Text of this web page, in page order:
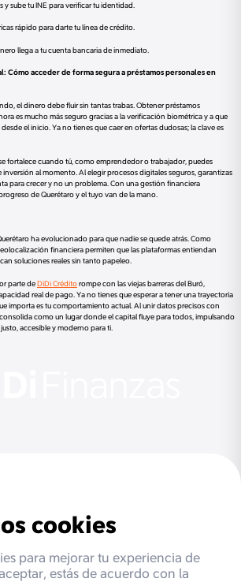
y sube tu INE para verificar tu identidad.
rápido para darte tu línea de crédito.
llega a tu cuenta bancaria de inmediato.
Cómo acceder de forma segura a préstamos personales en
el dinero debe fluir sin tantas trabas. Obtener préstamos
es mucho más seguro gracias a la verificación biométrica y a que
el inicio. Ya no tienes que caer en ofertas dudosas; la clave es
fortalece cuando tú, como emprendedor o trabajador, puedes
al momento. Al elegir procesos digitales seguros, garantizas
para crecer y no un problema. Con una gestión financiera
de Querétaro y el tuyo van de la mano.
ha evolucionado para que nadie se quede atrás. Como
financiera permiten que las plataformas entiendan
soluciones reales sin tanto papeleo.
parte deDiDi Créditorompe con las viejas barreras del Buró,
real de pago. Ya no tienes que esperar a tener una trayectoria
importa es tu comportamiento actual. Al unir datos precisos con
como un lugar donde el capital fluye para todos, impulsando
accesible y moderno para ti.
Food
DiDi